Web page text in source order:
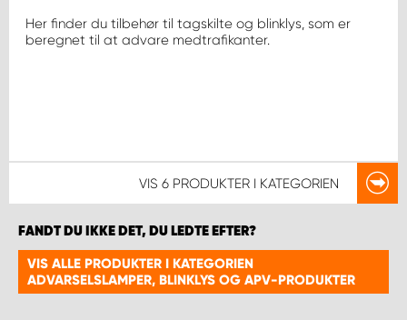
Her finder du tilbehør til tagskilte og blinklys, som er
beregnet til at advare medtrafikanter.
VIS 6 PRODUKTER I KATEGORIEN
FANDT DU IKKE DET, DU LEDTE EFTER?
VIS ALLE PRODUKTER I KATEGORIEN
ADVARSELSLAMPER, BLINKLYS OG APV-PRODUKTER